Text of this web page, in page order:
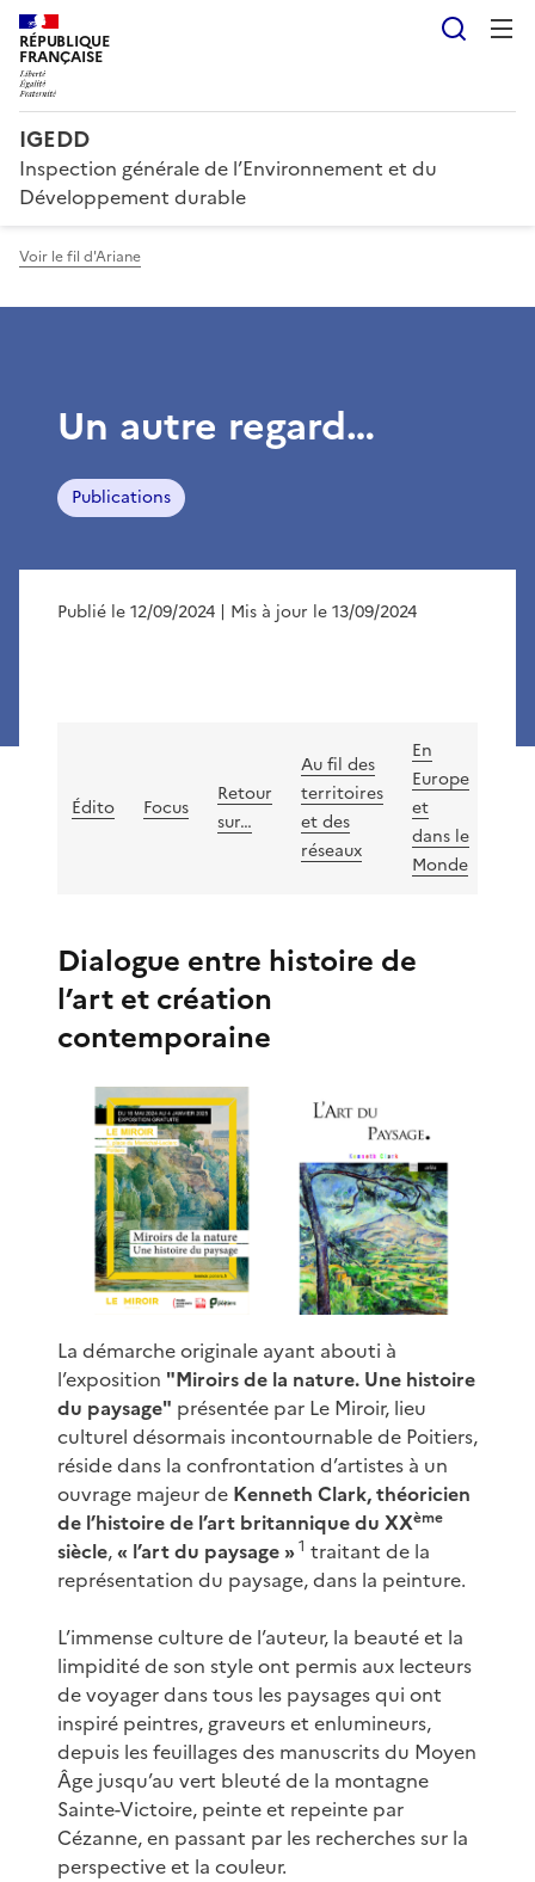
RÉPUBLIQUE
FRANÇAISE
IGEDD
Inspection générale de l’Environnement et du
Développement durable
Voir le fil d'Ariane
Un autre regard…
Publications
Publié le 12/09/2024 | Mis à jour le 13/09/2024
Édito Focus
Retour
sur…
Au fil des
territoires
et des
réseaux
En
Europe
et
dans le
Monde
Dialogue entre histoire de
l’art et création
contemporaine
La démarche originale ayant abouti à
l’exposition "Miroirs de la nature. Une histoire
du paysage" présentée par Le Miroir, lieu
culturel désormais incontournable de Poitiers,
réside dans la confrontation d’artistes à un
ouvrage majeur de Kenneth Clark, théoricien
de l’histoire de l’art britannique du XXème
siècle,« l’art du paysage »1 traitant de la
représentation du paysage, dans la peinture.
L’immense culture de l’auteur, la beauté et la
limpidité de son style ont permis aux lecteurs
de voyager dans tous les paysages qui ont
inspiré peintres, graveurs et enlumineurs,
depuis les feuillages des manuscrits du Moyen
Âge jusqu’au vert bleuté de la montagne
Sainte-Victoire, peinte et repeinte par
Cézanne, en passant par les recherches sur la
perspective et la couleur.